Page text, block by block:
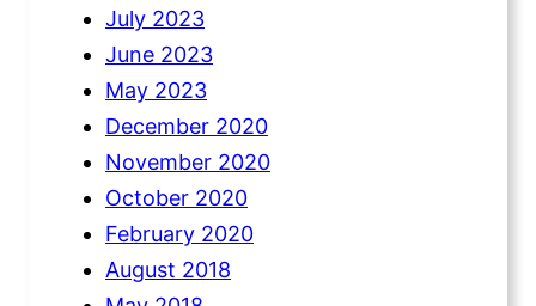
July 2023
June 2023
May 2023
December 2020
November 2020
October 2020
February 2020
August 2018